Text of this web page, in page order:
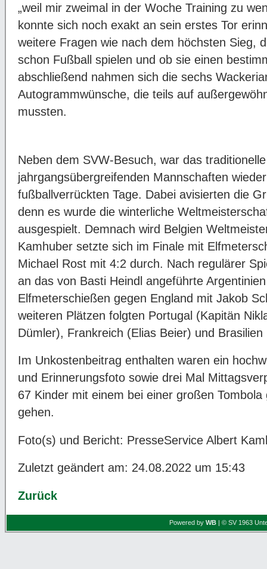
„weil mir zweimal in der Woche Training zu
konnte sich noch exakt an sein erstes Tor
weitere Fragen wie nach dem höchsten Sieg,
schon Fußball spielen und ob sie einen
abschließend nahmen sich die sechs
Autogrammwünsche, die teils auf
mussten.
Neben dem SVW-Besuch, war das
jahrgangsübergreifenden Mannschaften
fußballverrückten Tage. Dabei avisierten die
denn es wurde die winterliche
ausgespielt. Demnach wird Belgien
Kamhuber setzte sich im Finale mit
Michael Rost mit 4:2 durch. Nach regulärer
an das von Basti Heindl angeführte
Elfmeterschießen gegen England mit Jakob
weiteren Plätzen folgten Portugal (Kapitän
Dümler), Frankreich (Elias Beier) und Brasilien
Im Unkostenbeitrag enthalten waren ein
und Erinnerungsfoto sowie drei Mal
67 Kinder mit einem bei einer großen
gehen.
Foto(s) und Bericht: PresseService Albert
Zuletzt geändert am: 24.08.2022 um 15:43
Zurück
Powered by WB | © SV 1963